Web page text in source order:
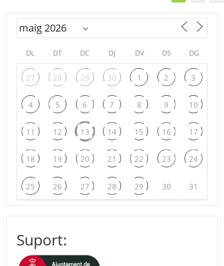
DL DT DC DJ DV DS DG
27 28 29 30 1 2 3
4 5 6 7 8 9 10
11 12 13 14 15 16 17
18 19 20 21 22 23 24
25 26 27 28 29 30 31
Suport: